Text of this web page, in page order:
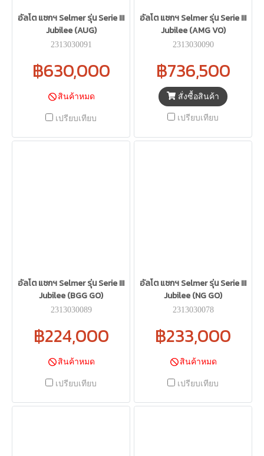
อัลโต แซกฯ Selmer รุ่น Serie III
Jubilee (AUG)
2313030091
฿630,000
สินค้าหมด
เปรียบเทียบ
อัลโต แซกฯ Selmer รุ่น Serie III
Jubilee (AMG VO)
2313030090
฿736,500
สั่งซื้อสินค้า
เปรียบเทียบ
อัลโต แซกฯ Selmer รุ่น Serie III
Jubilee (BGG GO)
2313030089
฿224,000
สินค้าหมด
เปรียบเทียบ
อัลโต แซกฯ Selmer รุ่น Serie III
Jubilee (NG GO)
2313030078
฿233,000
สินค้าหมด
เปรียบเทียบ